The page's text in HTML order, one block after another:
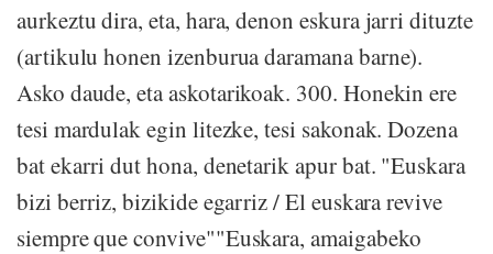
aurkeztu dira, eta, hara, denon eskura jarri dituzte
(artikulu honen izenburua daramana barne).
Asko daude, eta askotarikoak. 300. Honekin ere
tesi mardulak egin litezke, tesi sakonak. Dozena
bat ekarri dut hona, denetarik apur bat. "Euskara
bizi berriz, bizikide egarriz / El euskara revive
siempre que convive""Euskara, amaigabeko